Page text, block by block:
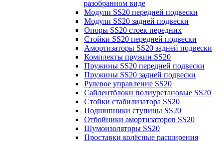
разобранном виде
Модули SS20 передней подвески
Модули SS20 задней подвески
Опоры SS20 стоек передних
Стойки SS20 передней подвески
Амортизаторы SS20 задней подвески
Комплекты пружин SS20
Пружины SS20 передней подвески
Пружины SS20 задней подвески
Рулевое управление SS20
Сайлентблоки полиуретановые SS20
Стойки стабилизатора SS20
Подшипники ступицы SS20
Отбойники амортизаторов SS20
Шумоизоляторы SS20
Проставки колёсные расширения